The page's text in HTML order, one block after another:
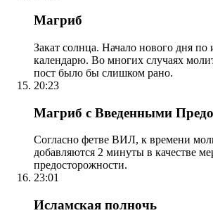
Магриб
Закат солнца. Начало нового дня по
календарю. Во многих случаях
пост было бы слишком рано.
20:23
Магриб с Введенными
Согласно фетве ВИЛ, к времени
добавляются 2 минуты в качестве
предосторожности.
23:01
Исламская полночь